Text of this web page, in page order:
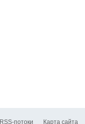
RSS-потоки Карта сайта